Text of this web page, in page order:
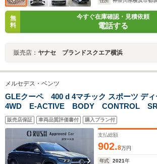
無
料
今すぐ在庫確認・見積依頼
電話する
販売店： ヤナセ ブランドスクエア横浜
メルセデス・ベンツ
GLEクーペ 400 d 4マチック スポーツ ディ
4WD E-ACTIVE BODY CONTROL
ー
販売店保証 車両品質評価書付 購入プラン付
支払総額
902.8万円
年式 2021年